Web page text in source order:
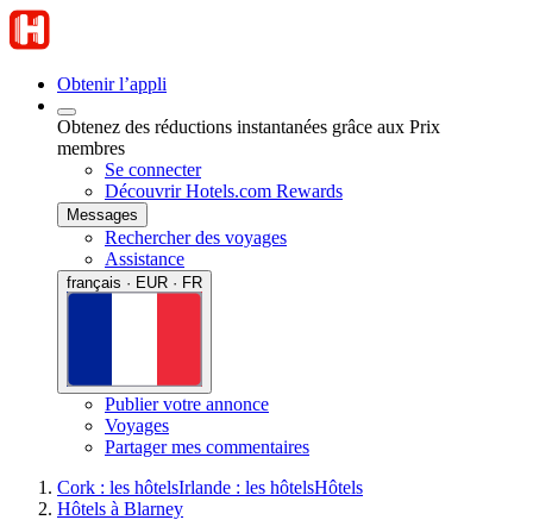
Obtenir l’appli
Obtenez des réductions instantanées grâce aux Prix
membres
Se connecter
Découvrir Hotels.com Rewards
Messages
Rechercher des voyages
Assistance
français · EUR · FR
Publier votre annonce
Voyages
Partager mes commentaires
Cork : les hôtelsIrlande : les hôtelsHôtels
Hôtels à Blarney